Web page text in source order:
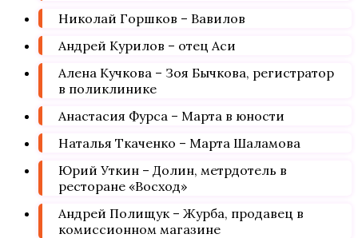
Николай Горшков – Вавилов
Андрей Курилов – отец Аси
Алена Кучкова – Зоя Бычкова, регистратор
в поликлинике
Анастасия Фурса – Марта в юности
Наталья Ткаченко – Марта Шаламова
Юрий Уткин – Долин, метрдотель в
ресторане «Восход»
Андрей Полищук – Журба, продавец в
комиссионном магазине